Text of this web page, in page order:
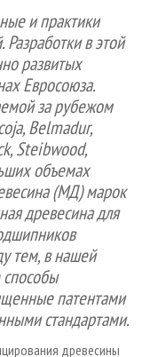
и практики
в этой
развитых
Евросоюза.
за рубежом
Belmadur,
Steibwood,
объемах
(МД) марок
древесина для
тем, в нашей
патентами
стандартами.
древесины